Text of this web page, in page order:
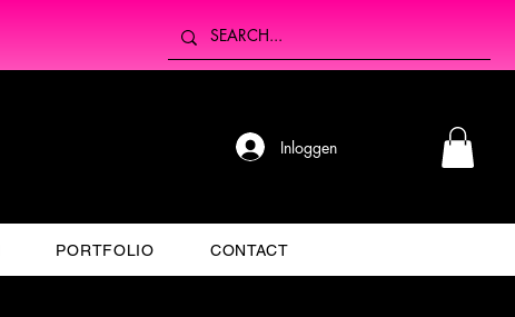
Inloggen
PORTFOLIO CONTACT